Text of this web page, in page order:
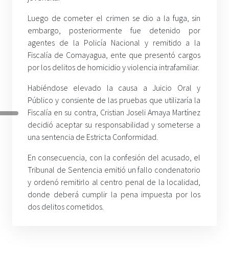
Luego de cometer el crimen se dio a la fuga, sin
embargo, posteriormente fue detenido por
agentes de la Policía Nacional y remitido a la
Fiscalía de Comayagua, ente que presentó cargos
por los delitos de homicidio y violencia intrafamiliar.
Habiéndose elevado la causa a Juicio Oral y
Público y consiente de las pruebas que utilizaría la
Fiscalía en su contra, Cristian Joseli Amaya Martínez
decidió aceptar su responsabilidad y someterse a
una sentencia de Estricta Conformidad.
En consecuencia, con la confesión del acusado, el
Tribunal de Sentencia emitió un fallo condenatorio
y ordenó remitirlo al centro penal de la localidad,
donde deberá cumplir la pena impuesta por los
dos delitos cometidos.